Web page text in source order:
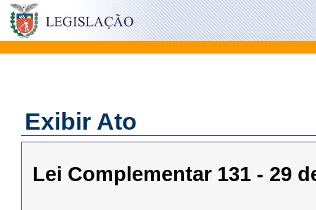
Exibir Ato
Lei Complementar 131 - 29